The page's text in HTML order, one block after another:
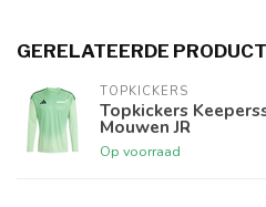
GERELATEERDE
TOPKICKERS
Topkickers
Mouwen JR
Op voorraad